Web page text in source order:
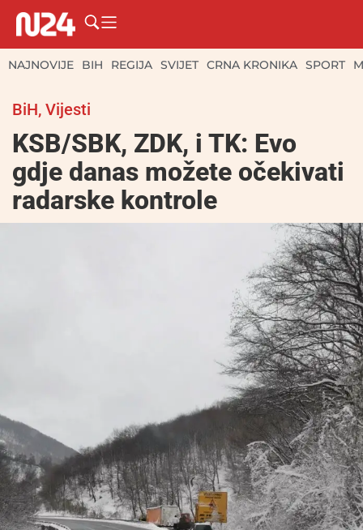
NAJNOVIJE BIH REGIJA SVIJET CRNA KRONIKA SPORT
BiH, Vijesti
KSB/SBK, ZDK, i TK: Evo
gdje danas možete očekivati
radarske kontrole